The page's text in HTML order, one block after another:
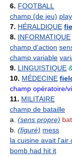
6. FOOTBALL
champ (de jeu)
7. HÉRALDIQUE
8. INFORMATIQUE
champ d'action
champ variable
9. LINGUISTIQUE
10. MÉDECINE
champ opératoire/
11. MILITAIRE
champ de bataille
a. (sens propre)
b. (figuré) mess
la cuisine avait l'air
bomb had hit it